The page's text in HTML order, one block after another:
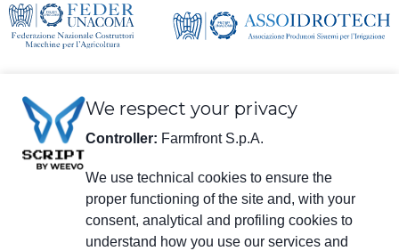
Юридическая информация
Farmfront S.p.A
Завод и юридический адрес: Via S. Eusebio 7, 41014 Castelvetro di
Modena (MO) - IT
We respect your privacy
Controller: Farmfront S.p.A.
We use technical cookies to ensure the
proper functioning of the site and, with your
consent, analytical and profiling cookies to
understand how you use our services and